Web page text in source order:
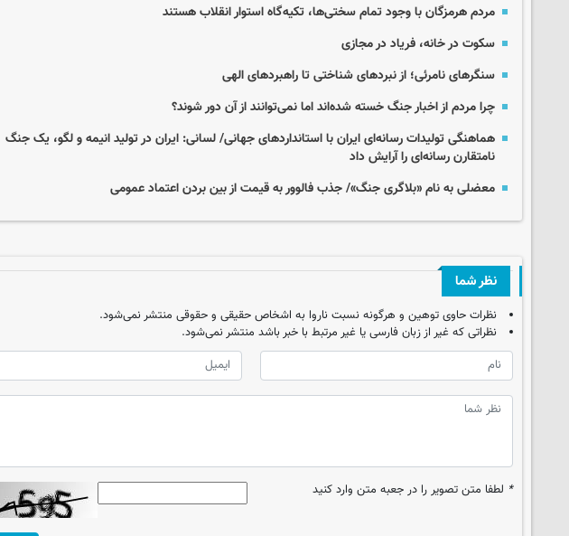
مردم هرمزگان با وجود تمام سختی‌ها، تکیه‌گاه استوار انقلاب هستند
سکوت در خانه، فریاد در مجازی
سنگرهای نامرئی؛ از نبردهای شناختی تا راهبردهای الهی
چرا مردم از اخبار جنگ خسته شده‌اند اما نمی‌توانند از آن دور شوند؟
هماهنگی تولیدات رسانه‌ای ایران با استانداردهای جهانی/ لسانی: ایران در تولید انیمه و لگو، یک جنگ
نامتقارن رسانه‌ای را آرایش داد
معضلی به نام «بلاگری جنگ»/ جذب فالوور به قیمت از بین بردن اعتماد عمومی
نظر شما
نظرات حاوی توهین و هرگونه نسبت ناروا به اشخاص حقیقی و حقوقی منتشر نمی‌شود.
نظراتی که غیر از زبان فارسی یا غیر مرتبط با خبر باشد منتشر نمی‌شود.
* لطفا متن تصویر را در جعبه متن وارد کنید